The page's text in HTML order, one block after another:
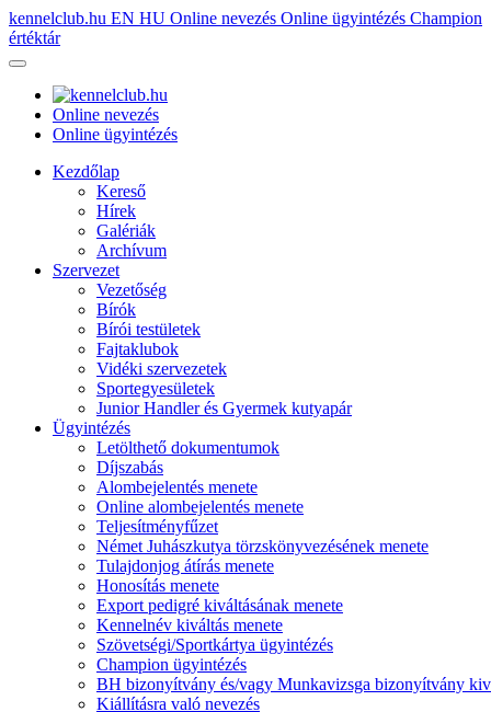
kennelclub.hu EN HU Online nevezés Online ügyintézés Champion
értéktár
Online nevezés
Online ügyintézés
Kezdőlap
Kereső
Hírek
Galériák
Archívum
Szervezet
Vezetőség
Bírók
Bírói testületek
Fajtaklubok
Vidéki szervezetek
Sportegyesületek
Junior Handler és Gyermek kutyapár
Ügyintézés
Letölthető dokumentumok
Díjszabás
Alombejelentés menete
Online alombejelentés menete
Teljesítményfűzet
Német Juhászkutya törzskönyvezésének menete
Tulajdonjog átírás menete
Honosítás menete
Export pedigré kiváltásának menete
Kennelnév kiváltás menete
Szövetségi/Sportkártya ügyintézés
Champion ügyintézés
BH bizonyítvány és/vagy Munkavizsga bizonyítvány
Kiállításra való nevezés